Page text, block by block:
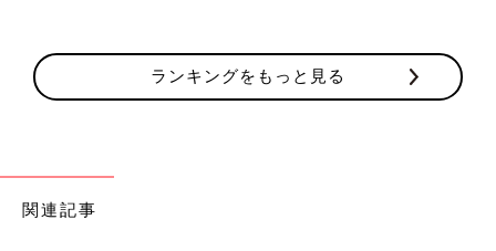
ランキングをもっと見る
関連記事